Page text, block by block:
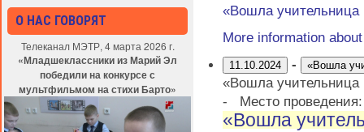
О НАС ГОВОРЯТ
Телеканал МЭТР, 4 марта 2026 г.
«Младшеклассники из Марий Эл
победили на конкурсе с
мультфильмом на стихи Барто»
«Вошла
More information
11.10.2024 - «Вошла
«Вошла
-
Место
«Вошла